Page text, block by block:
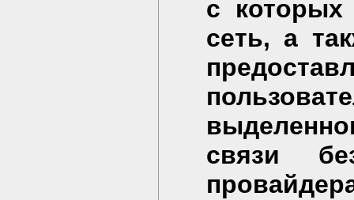
с которых
сеть, а
связи